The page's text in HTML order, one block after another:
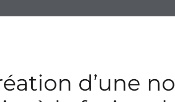
d’une